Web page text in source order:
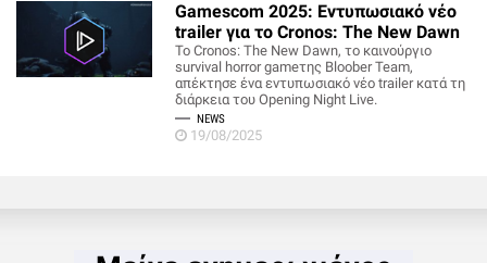
Gamescom 2025: Εντυπωσιακό νέο
trailer για το Cronos: The New Dawn
Το Cronos: The New Dawn, το καινούργιο
survival horror gameτης Bloober Team,
απέκτησε ένα εντυπωσιακό νέο trailer κατά τη
διάρκεια του Opening Night Live.
NEWS
19/08/2025